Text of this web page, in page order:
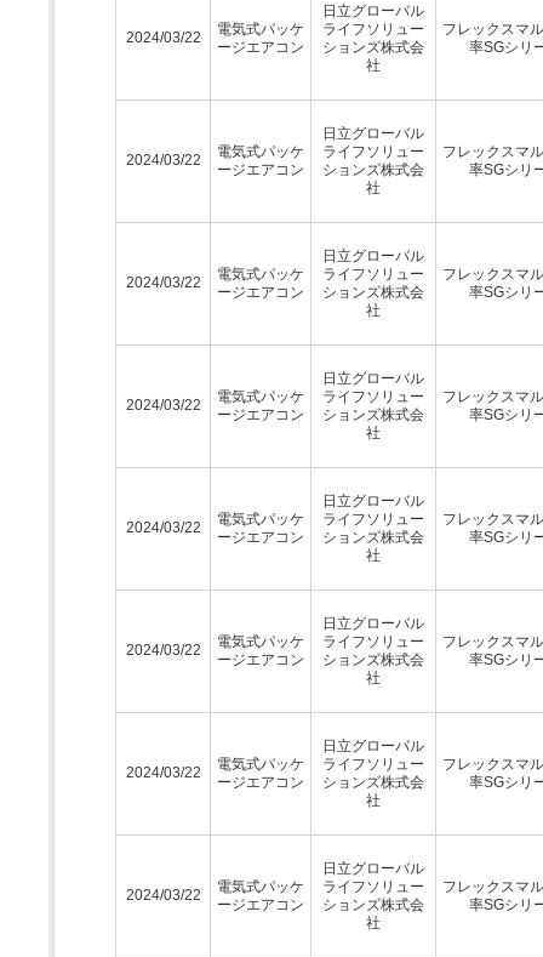
2024/03/22
電気式パッケ
ージエアコン
日立グローバル
ライフソリュー
ションズ株式会
社
フレックスマ
率SGシリ
2024/03/22
電気式パッケ
ージエアコン
日立グローバル
ライフソリュー
ションズ株式会
社
フレックスマ
率SGシリ
2024/03/22
電気式パッケ
ージエアコン
日立グローバル
ライフソリュー
ションズ株式会
社
フレックスマ
率SGシリ
2024/03/22
電気式パッケ
ージエアコン
日立グローバル
ライフソリュー
ションズ株式会
社
フレックスマ
率SGシリ
2024/03/22
電気式パッケ
ージエアコン
日立グローバル
ライフソリュー
ションズ株式会
社
フレックスマ
率SGシリ
2024/03/22
電気式パッケ
ージエアコン
日立グローバル
ライフソリュー
ションズ株式会
社
フレックスマ
率SGシリ
2024/03/22
電気式パッケ
ージエアコン
日立グローバル
ライフソリュー
ションズ株式会
社
フレックスマ
率SGシリ
2024/03/22
電気式パッケ
ージエアコン
日立グローバル
ライフソリュー
ションズ株式会
社
フレックスマ
率SGシリ